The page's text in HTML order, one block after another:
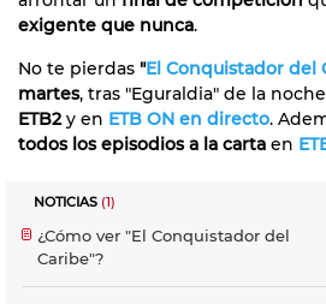
exigente que nunca.
No te pierdas "El Conquistador del
martes, tras "Eguraldia" de la
ETB2y en ETB ON en directo.
todos los episodios a la carta en
NOTICIAS (1)
¿Cómo ver "El Conquistador del
Caribe"?